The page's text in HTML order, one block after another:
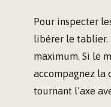
Pour inspecter
libérer le tablier.
maximum. Si le
accompagnez la
tournant l’axe